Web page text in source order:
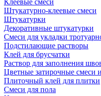
Клеевые смеси
Штукатурно-клеевые смеси
Штукатурки
Декоративные штукатурки
Смеси для укладки
Подстилающие растворы
Клей для брусчатки
Раствор для заполнения
Цветные затирочные смеси
Плиточный клей для плитки
Смеси для пола